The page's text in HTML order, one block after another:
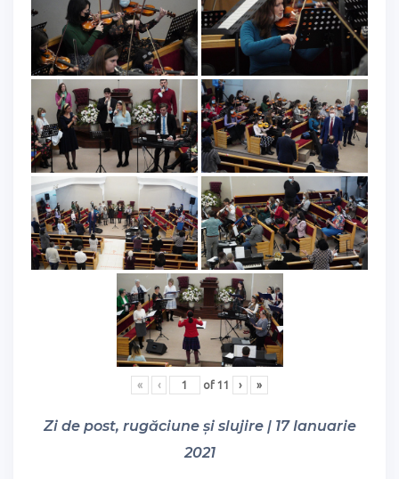
« ‹ of 11 › »
Zi de post, rugăciune și slujire | 17 Ianuarie
2021